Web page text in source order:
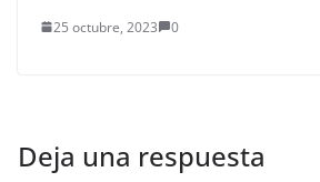
25 octubre, 2023 0
Deja una respuesta